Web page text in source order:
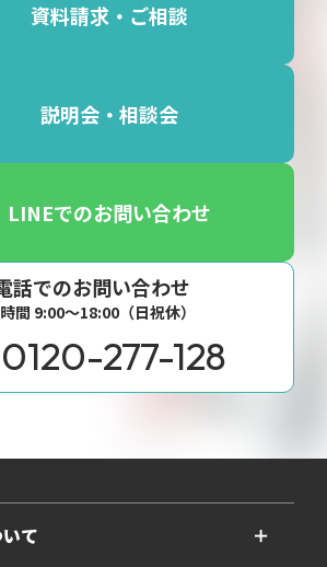
資料請求・ご相談
説明会・相談会
LINEでのお問い合わせ
話でのお問い合わせ
間 9:00〜18:00（日祝休）
0120-277-128
て ＋